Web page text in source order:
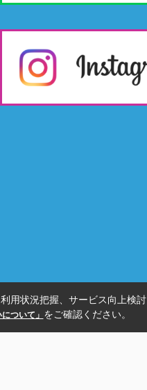
用状況把握、サービス向上検
ついて」 をご確認ください。